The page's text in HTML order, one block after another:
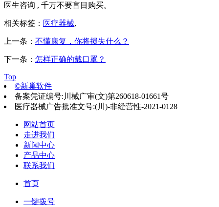
医生咨询 , 千万不要盲目购买。
相关标签： 医疗器械,
上一条： 不懂康复，你将损失什么？
下一条： 怎样正确的戴口罩？
Top
©新巢软件
备案凭证编号:川械广审(文)第260618-01661号
医疗器械广告批准文号:(川)-非经营性-2021-0128
网站首页
走进我们
新闻中心
产品中心
联系我们
首页
一键拨号